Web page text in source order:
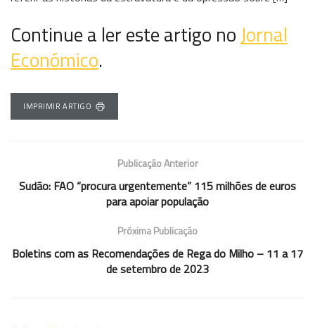
Continue a ler este artigo noJornal
Económico.
IMPRIMIR ARTIGO
Publicação Anterior
Sudão: FAO “procura urgentemente” 115 milhões de euros
para apoiar população
Próxima Publicação
Boletins com as Recomendações de Rega do Milho – 11 a 17
de setembro de 2023